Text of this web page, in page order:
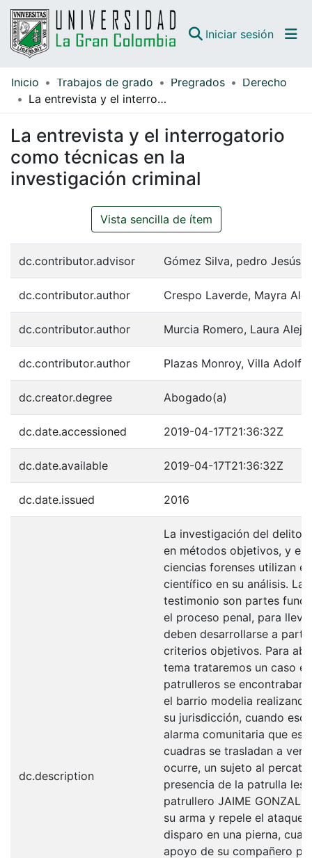
Iniciar sesión
Comunidades
Inicio Trabajos de grado Pregrados
Derecho
La entrevista y el interrogatorio como técnicas en la investigación criminal
La entrevista y el interrogatorio
como técnicas en la
investigación criminal
Vista sencilla de ítem
dc.contributor.advisor Gómez Silva, pedro Jesús
dc.contributor.author Crespo Laverde, Mayra
dc.contributor.author Murcia Romero, Laura
dc.contributor.author Plazas Monroy, Villa Adolfo
dc.creator.degree Abogado(a)
dc.date.accessioned 2019-04-17T21:36:32Z
dc.date.available 2019-04-17T21:36:32Z
dc.date.issued 2016
dc.description
La investigación del delito
en métodos objetivos, y es
ciencias forenses utilizan
científico en su análisis. La
testimonio son partes
el proceso penal, para
deben desarrollarse a
criterios objetivos. Para
tema trataremos un caso
patrulleros se encontraban
el barrio modelia
su jurisdicción, cuando
alarma comunitaria que
cuadras se trasladan a
ocurre, un sujeto al
presencia de la patrulla les
patrullero JAIME
su arma y repele el ataque
disparo en una pierna,
apoyo de su compañero